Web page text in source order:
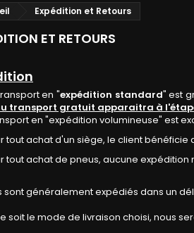
Expédition et Retours
ET RETOURS
en "expédition standard" est
transport gratuit apparaitra à
en "expédition volumineuse" est
tout achat d'un siège, le client
tout achat de pneus, aucune
sont généralement expédiés dans un
soit le mode de livraison choisi, nous